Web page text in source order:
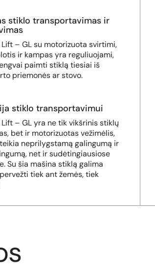
stiklo transportavimas ir
– GL su motorizuota svirtimi,
ir kampas yra reguliuojami,
paimti stiklą tiesiai iš
priemonės ar stovo.
stiklo transportavimui
– GL yra ne tik vikšrinis stiklų
bet ir motorizuotas vežimėlis,
neprilygstamą galingumą ir
net ir sudėtingiausiose
Su šia mašina stiklą galima
tiek ant žemės, tiek